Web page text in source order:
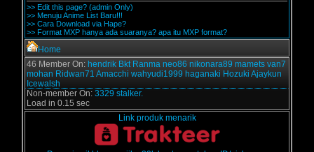
>> Edit this page? (admin Only)
>> Menuju Anime List Baru!!!
>> Cara Download via Hape?
>> Format MXP hanya ada suaranya? apa itu MXP format?
Home
46 Member On: hendrik Bkt Ranma neo86 nikonara89 mamets van7
mohan Ridwan71 Amacchi wahyudi1999 haganaki Hozuki Ajaykun
Icewalsh
Non-member On: 3329 stalker.
Load in 0.15 sec
Link produk menarik